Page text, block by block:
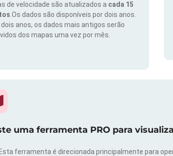
de velocidade são atualizados a cada 15
.Os dados são disponíveis por dois anos.
anos, os dados mais antigos serão
dos mapas uma vez por mês.
uma ferramenta PRO para
ferramenta é direcionada principalmente para